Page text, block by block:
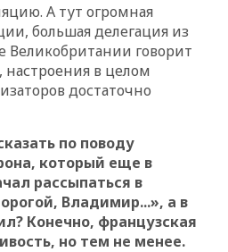
А тут огромная
большая делегация из
Великобритании говорит
настроения в целом
достаточно
по поводу
который еще в
рассыпаться в
Владимир...», а в
Конечно, французская
но тем не менее.